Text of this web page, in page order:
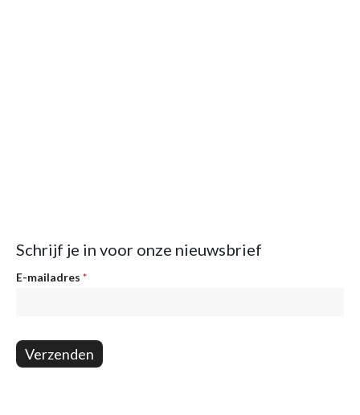
Schrijf je in voor onze nieuwsbrief
Nieuwsbrief
E-mailadres *
Verzenden